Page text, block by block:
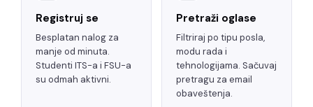
Registruj se
Besplatan nalog za
manje od minuta.
Studenti ITS-a i FSU-a
su odmah aktivni.
Pretraži oglase
Filtriraj po tipu posla,
modu rada i
tehnologijama. Sačuvaj
pretragu za email
obaveštenja.